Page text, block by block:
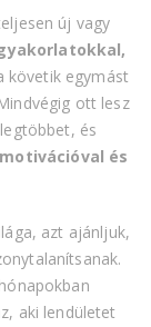
új vagy
követik egymást
ott lesz
és
és
azt ajánljuk,
aki lendületet